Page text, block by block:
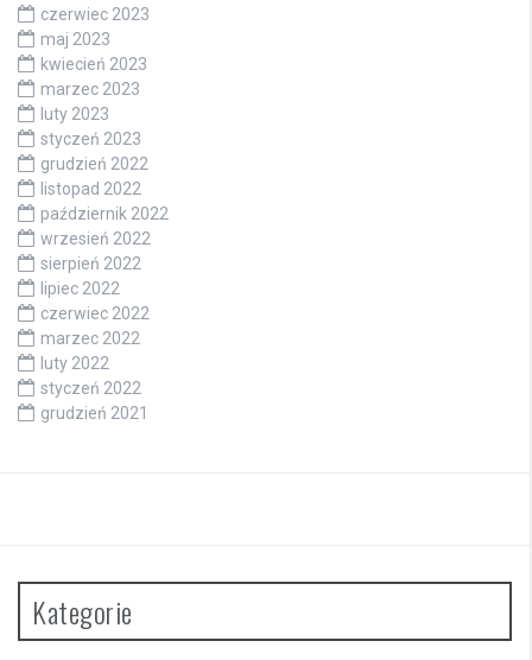
czerwiec 2023
maj 2023
kwiecień 2023
marzec 2023
luty 2023
styczeń 2023
grudzień 2022
listopad 2022
październik 2022
wrzesień 2022
sierpień 2022
lipiec 2022
czerwiec 2022
marzec 2022
luty 2022
styczeń 2022
grudzień 2021
Kategorie